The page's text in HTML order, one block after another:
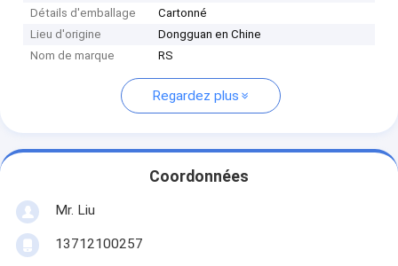
Détails d'emballage
Cartonné
Lieu d'origine
Dongguan en Chine
Nom de marque
RS
Regardez plus
Coordonnées
Mr. Liu
13712100257